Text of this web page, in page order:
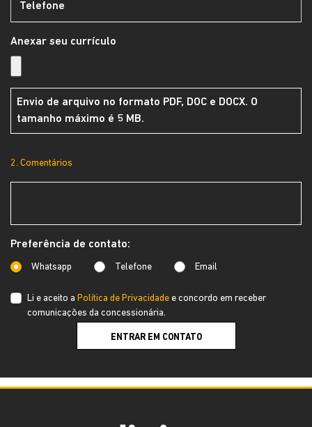
Anexar seu currículo
Envio de arquivo no formato PDF, DOC e DOCX. O
tamanho máximo é 5 MB.
2. Comentários
Preferência de contato:
Whatsapp Telefone Email
Li e aceito a Política de Privacidade e concordo em receber
comunicações da concessionária.
ENTRAR EM CONTATO